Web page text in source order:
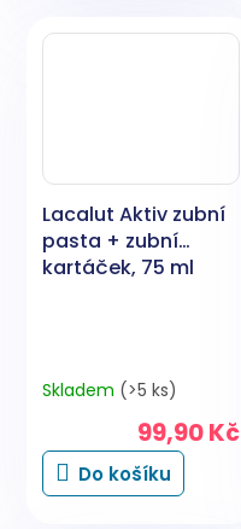
Lacalut Aktiv zubní
pasta + zubní
kartáček, 75 ml
Skladem (>5 ks)
99,90 Kč
Do košíku